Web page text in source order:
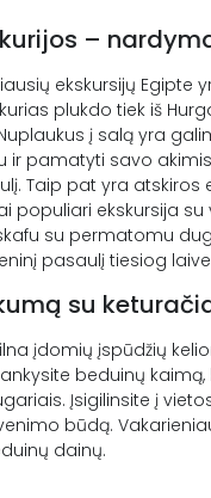
–
ekskursijų Egipte
plukdo tiek iš
į salą yra
ir pamatyti savo
Taip pat yra atskiros
populiari ekskursija su
su permatomu
pasaulį tiesiog
su
įdomių įspūdžių
beduinų
Įsigilinsite į
būdą.
dainų.